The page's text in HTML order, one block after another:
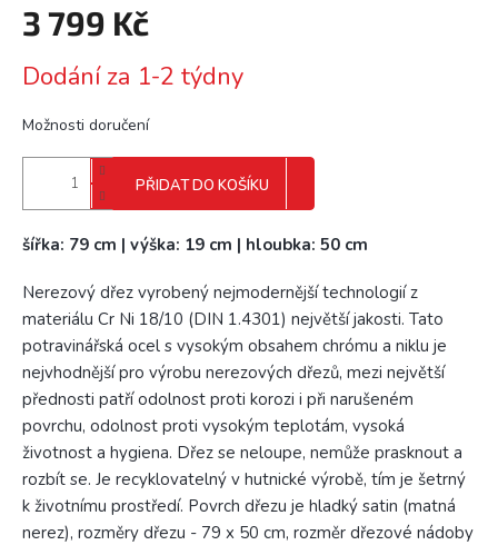
3 799 Kč
cena:
Dodání za 1-2 týdny
Možnosti doručení
PŘIDAT DO KOŠÍKU
šířka: 79 cm | výška: 19 cm | hloubka: 50 cm
Nerezový dřez vyrobený nejmodernější technologií z
materiálu Cr Ni 18/10 (DIN 1.4301) největší jakosti. Tato
potravinářská ocel s vysokým obsahem chrómu a niklu je
nejvhodnější pro výrobu nerezových dřezů, mezi největší
přednosti patří odolnost proti korozi i při narušeném
povrchu, odolnost proti vysokým teplotám, vysoká
životnost a hygiena. Dřez se neloupe, nemůže prasknout a
rozbít se. Je recyklovatelný v hutnické výrobě, tím je šetrný
k životnímu prostředí. Povrch dřezu je hladký satin (matná
nerez), rozměry dřezu - 79 x 50 cm, rozměr dřezové nádoby